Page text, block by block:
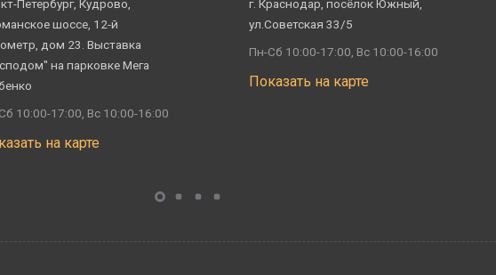
Петербург, Кудрово,
шоссе, 12-й
дом 23. Выставка
на парковке Мега
10:00-17:00, Вс 10:00-16:00
на карте
г. Краснодар, посёлок Южный,
ул.Советская 33/5
Пн-Сб 10:00-17:00, Вс 10:00-16:00
Показать на карте